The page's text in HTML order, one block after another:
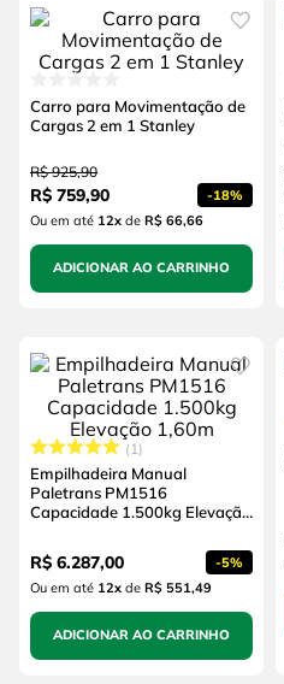
Carro para Movimentação de
Cargas 2 em 1 Stanley
R$ 925,90
R$ 759,90 -18%
Ou em até 12xde R$ 66,66
ADICIONAR AO CARRINHO
1
Empilhadeira Manual
Paletrans PM1516
Capacidade 1.500kg Elevação
R$ 6.287,00 -5%
Ou em até 12xde R$ 551,49
ADICIONAR AO CARRINHO